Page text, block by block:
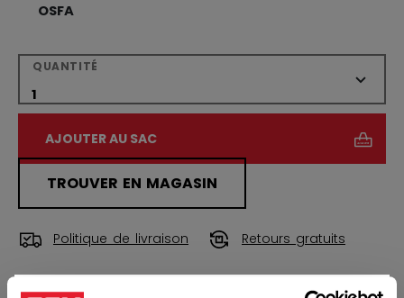
OSFA
QUANTITÉ
AJOUTER AU SAC
TROUVER EN MAGASIN
Politique de livraison Retours gratuits